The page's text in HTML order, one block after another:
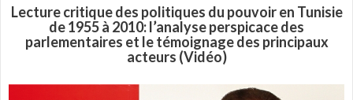
Lecture critique des politiques du pouvoir en Tunisie
de 1955 à 2010: l’analyse perspicace des
parlementaires et le témoignage des principaux
acteurs (Vidéo)